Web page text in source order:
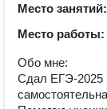
Место занятий:
Место работы:
Обо мне:
Сдал ЕГЭ-2025